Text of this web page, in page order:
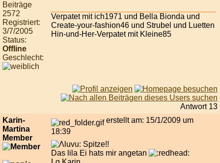
Beiträge
2572
Registriert:
3/7/2005
Status:
Offline
Geschlecht:
Verpatet mit ich1971 und Bella Bionda und
Create-your-fashion46 und Strubel und Luetten
Hin-und-Her-Verpatet mit Kleine85
Antwort 13
Karin-
Martina
Member
erstellt am: 15/1/2009 um
18:39
Spitze!!
Das lila Ei hats mir angetan